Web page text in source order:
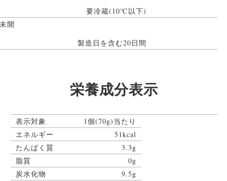
要冷蔵(10℃以下)
開
製造日を含む20日間
栄養成分表示
表示対象
1個(70g)当たり
エネルギー
51kcal
たんぱく質
3.3g
脂質
0g
炭水化物
9.5g